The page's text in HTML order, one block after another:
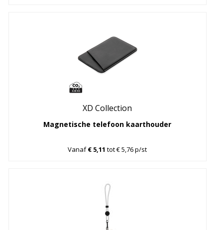
XD Collection
Magnetische telefoon kaarthouder
Vanaf€ 5,11 tot € 5,76 p/st